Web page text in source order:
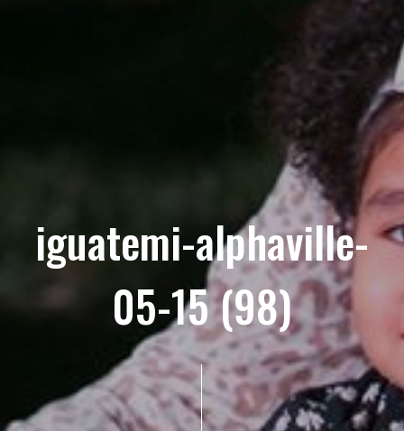
iguatemi-alphaville-
05-15 (98)